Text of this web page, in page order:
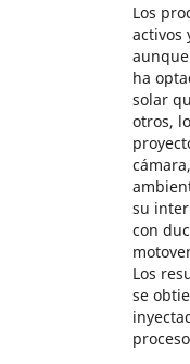
Los
activos
ha
solar
otros,
su
con
Los
se